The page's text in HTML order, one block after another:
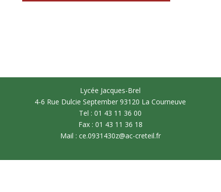
Lycée Jacques-Brel
4-6 Rue Dulcie September 93120 La Courneuve
Tel : 01 43 11 36 00
Fax : 01 43 11 36 18
Mail : ce.0931430z@ac-creteil.fr